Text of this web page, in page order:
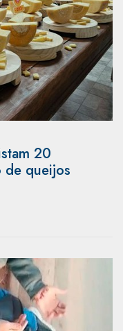
20
de queijos